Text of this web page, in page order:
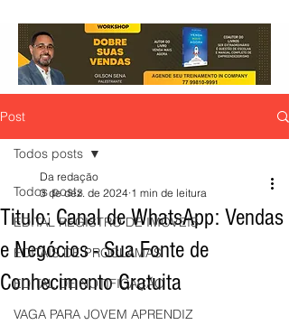
Post
Todos posts
EDITAL REGISTRO DE IMÓVEIS
EDITAIS DE PROCLAMAS
EDITAL DE NOTIFICAÇÃO
VAGA PARA JOVEM APRENDIZ
Todos posts
Titulo: Canal de WhatsApp: Vendas
e Negócios - Sua Fonte de
Conhecimento Gratuita
Da redação
3 de dez. de 2024 1 min de leitura